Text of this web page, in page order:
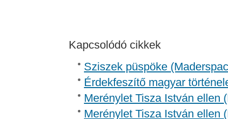
Kapcsolódó cikkek
Sziszek püspöke
Érdekfeszítő magyar
Merénylet Tisza István ellen
Merénylet Tisza István ellen